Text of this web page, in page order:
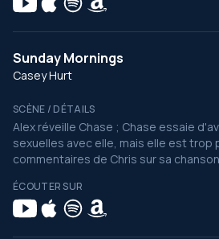
Sunday Mornings
Casey Hurt
SCÈNE / DÉTAILS
Alex réveille Chase ; Chase essaie
sexuelles avec elle, mais elle est trop
commentaires de Chris sur sa
ÉCOUTER SUR